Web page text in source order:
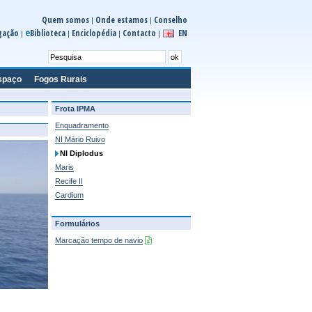
Quem somos| Onde estamos| Conselho
| eBiblioteca| Enciclopédia| Contacto | EN
Fogos Rurais
Frota IPMA
Enquadramento
NI Mário Ruivo
NI Diplodus
Maris
Recife II
Cardium
Formulários
Marcação tempo de navio